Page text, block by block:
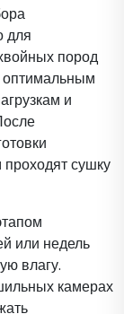
для
пород
и
проходят сушку
или недель
влагу.
камерах